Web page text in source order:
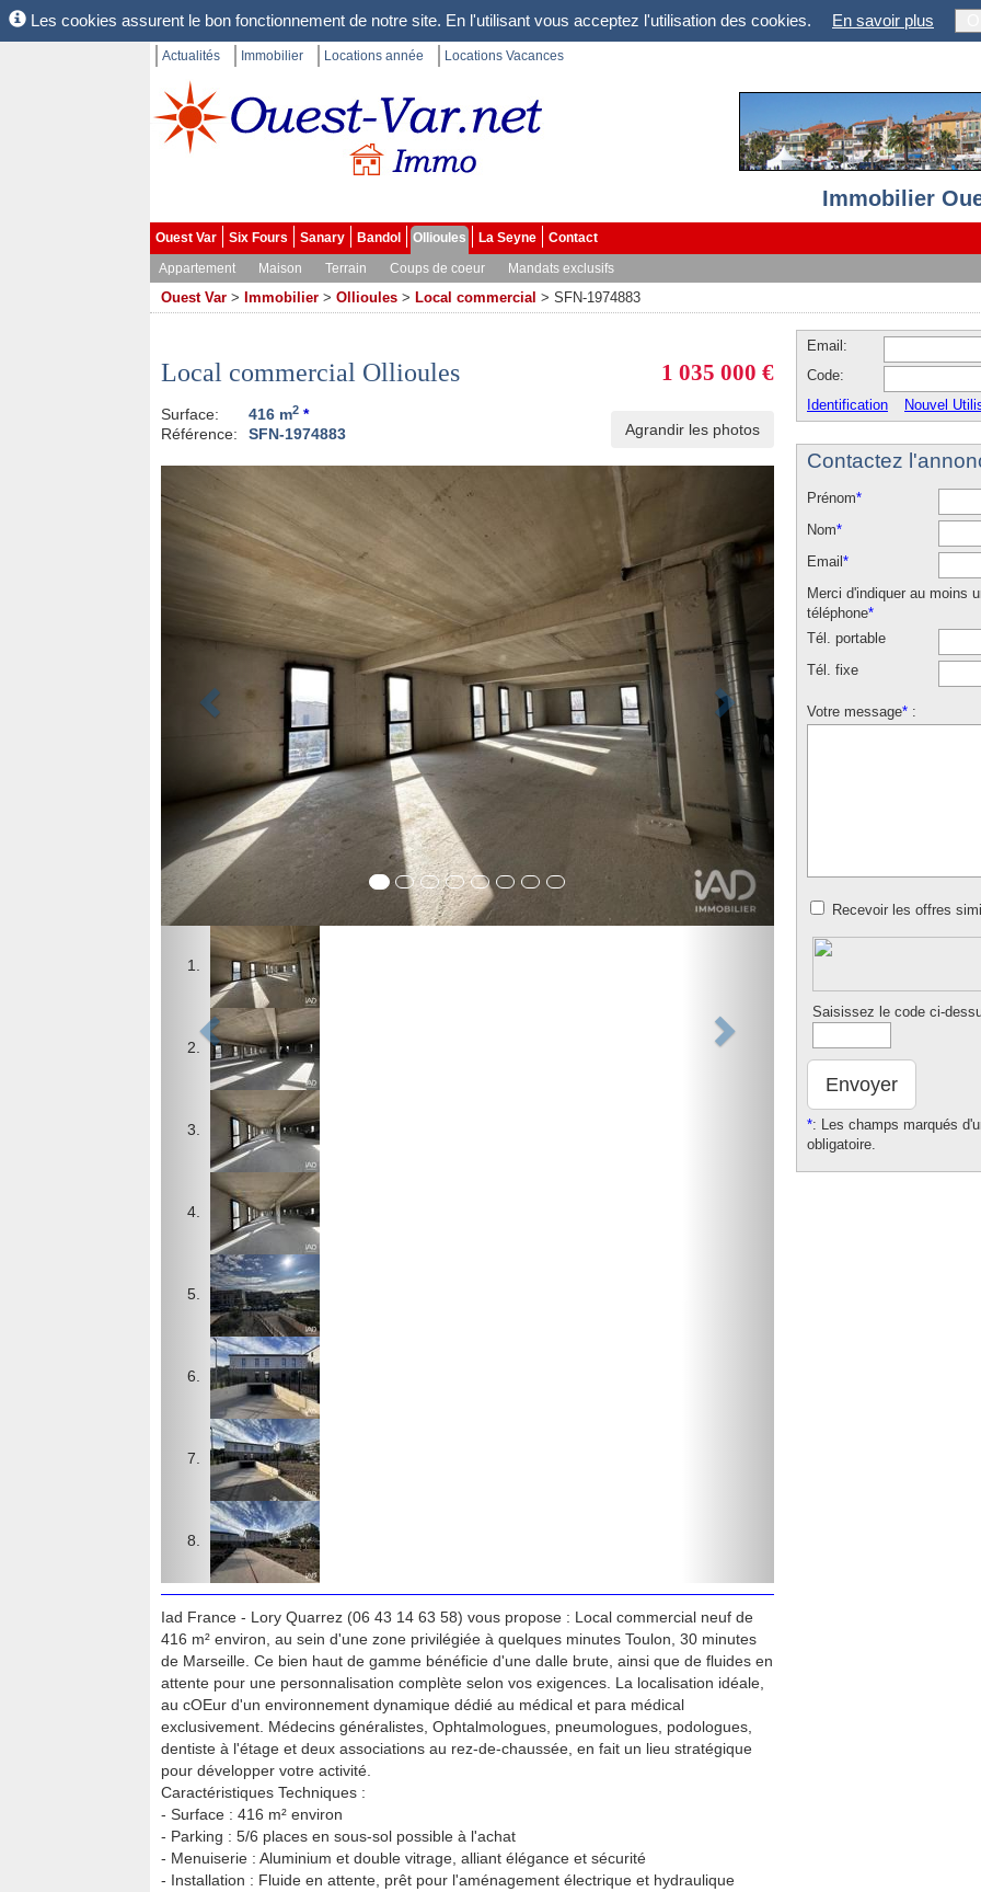
Les cookies assurent le bon fonctionnement de notre site. En l'utilisant vous acceptez l'utilisation des cookies. En savoir plus
Actualités Immobilier Locations année Locations Vacances
Immobilier
Ouest Var Six Fours Sanary Bandol Ollioules La Seyne
Contact
Appartement
Maison Terrain Coups de coeur Mandats exclusifs
Ouest Var > Immobilier > Ollioules > Local commercial > SFN-1974883
1 035 000 €
Local commercial Ollioules
Surface: 416 m2 *
Référence:
SFN-1974883 Agrandir les photos
Iad France - Lory Quarrez (06 43 14 63 58) vous propose : Local commercial neuf de
416 m² environ, au sein d'une zone privilégiée à quelques minutes Toulon, 30 minutes
de Marseille. Ce bien haut de gamme bénéficie d'une dalle brute, ainsi que de fluides en
attente pour une personnalisation complète selon vos exigences. La localisation idéale,
au cOEur d'un environnement dynamique dédié au médical et para médical
exclusivement. Médecins généralistes, Ophtalmologues, pneumologues, podologues,
dentiste à l'étage et deux associations au rez-de-chaussée, en fait un lieu stratégique
pour développer votre activité.
Caractéristiques Techniques :
- Surface : 416 m² environ
- Parking : 5/6 places en sous-sol possible à l'achat
- Menuiserie : Aluminium et double vitrage, alliant élégance et sécurité
- Installation : Fluide en attente, prêt pour l'aménagement électrique et hydraulique
Email:
Code:
Identification
Nouvel
Contactez
Prénom*
Nom*
Email *
Merci d'indiquer au moins
téléphone*
Tél. portable
Tél. fixe
Votre message* :
Recevoir les offres
Saisissez le code ci-
Envoyer
*: Les champs marqués
obligatoire.